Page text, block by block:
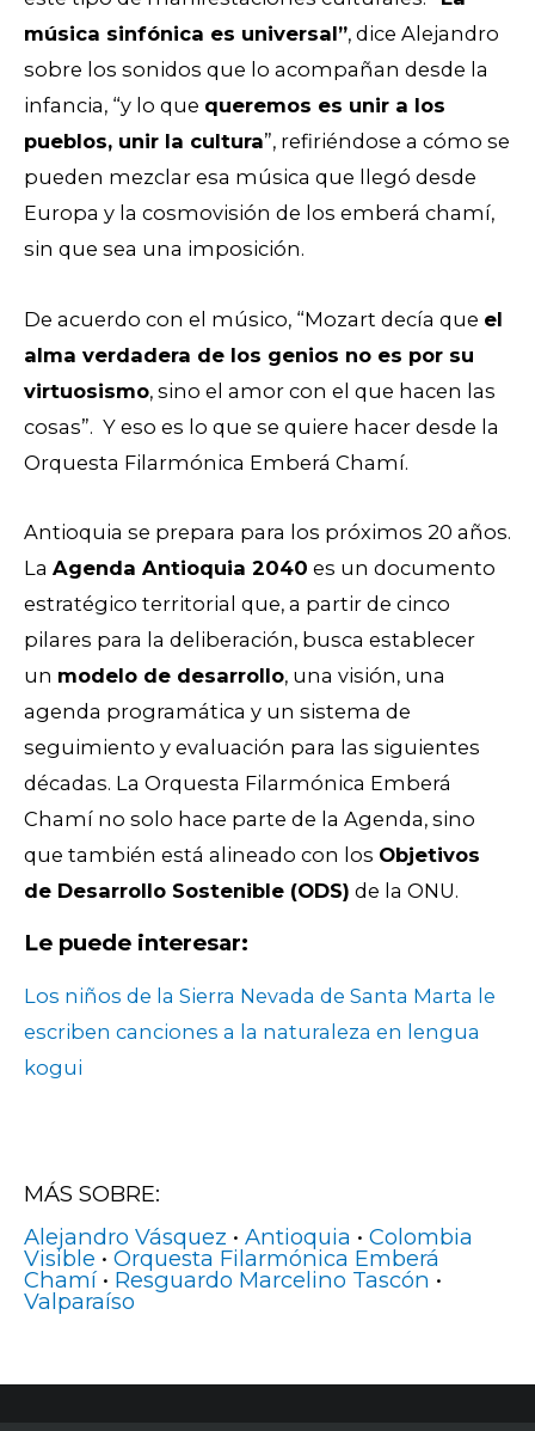
música sinfónica es universal”, dice Alejandro
sobre los sonidos que lo acompañan desde la
infancia, “y lo que queremos es unir a los
pueblos, unir la cultura”, refiriéndose a cómo se
pueden mezclar esa música que llegó desde
Europa y la cosmovisión de los emberá chamí,
sin que sea una imposición.
De acuerdo con el músico, “Mozart decía que el
alma verdadera de los genios no es por su
virtuosismo, sino el amor con el que hacen las
cosas”. Y eso es lo que se quiere hacer desde la
Orquesta Filarmónica Emberá Chamí.
Antioquia se prepara para los próximos 20 años.
La Agenda Antioquia 2040 es un documento
estratégico territorial que, a partir de cinco
pilares para la deliberación, busca establecer
un modelo de desarrollo, una visión, una
agenda programática y un sistema de
seguimiento y evaluación para las siguientes
décadas. La Orquesta Filarmónica Emberá
Chamí no solo hace parte de la Agenda, sino
que también está alineado con los Objetivos
de Desarrollo Sostenible (ODS) de la ONU.
Le puede interesar:
Los niños de la Sierra Nevada de Santa Marta le
escriben canciones a la naturaleza en lengua
kogui
MÁS SOBRE:
Alejandro Vásquez • Antioquia • Colombia
Visible • Orquesta Filarmónica Emberá
Chamí • Resguardo Marcelino Tascón •
Valparaíso